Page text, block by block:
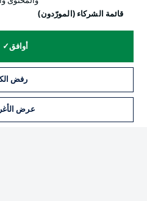
إدارة التفضيلات
قائمة الشركاء (المورّدون)
أوافق
رفض
عرض